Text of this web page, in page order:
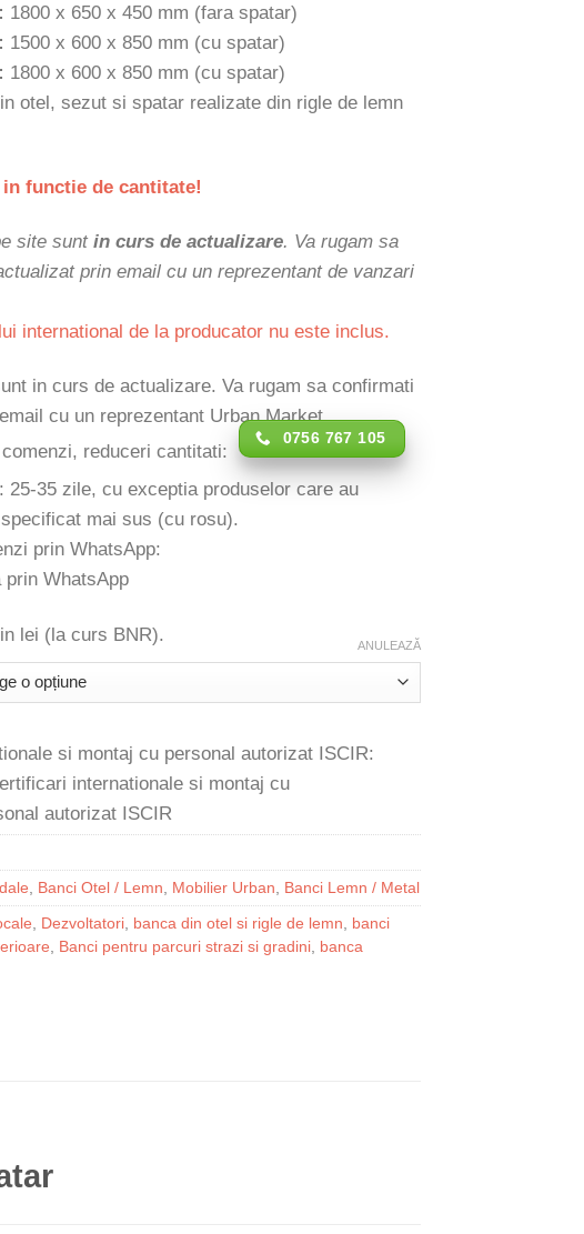
1800 x 650 x 450 mm (fara spatar)
1500 x 600 x 850 mm (cu spatar)
1800 x 600 x 850 mm (cu spatar)
otel, sezut si spatar realizate din rigle de lemn
functie de cantitate!
site sunt in curs de actualizare. Va rugam sa
prin email cu un reprezentant de vanzari
international de la producator nu este inclus.
in curs de actualizare. Va rugam sa confirmati
cu un reprezentant Urban Market.
reduceri cantitati:
0756 767 105
25-35 zile, cu exceptia produselor care au
mai sus (cu rosu).
prin WhatsApp:
lei (la curs BNR). ANULEAZĂ
si montaj cu personal autorizat ISCIR:
, Banci Otel / Lemn, Mobilier Urban, Banci Lemn / Metal
, Dezvoltatori, banca din otel si rigle de lemn, banci
, Banci pentru parcuri strazi si gradini, banca